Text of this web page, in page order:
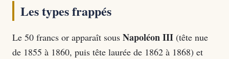
Les types frappés
Le 50 francs or apparaît sous Napoléon III (tête nue
de 1855 à 1860, puis tête laurée de 1862 à 1868) et